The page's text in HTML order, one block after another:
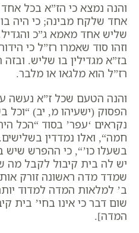
והנה נמצא כי הז”א בכל
אחד שלקח מבינה; כי היה
שליש אחד מאמא ג”כ
וזהו סוד שאמרו רז”ל כי
בז”א מגדילין בו שליש.
רז”ל הוא מלגאו או מלבר.
והנה הטעם שכל ז”א נעשה
הפסוק (ישעיהו מ, יב) “וכל
נקראים ‘עפר’ בסוד “הכל
חמה“, ואלו נמדדין
בשעלו כו’“, כי ההפרש שיש
יש לה בית קיבול לקבל מה
שמדד מדה ראשונה זורק
ב’ למלאות המדה למדוד
שום דבר כי אינו בחי’ בית
המדה].